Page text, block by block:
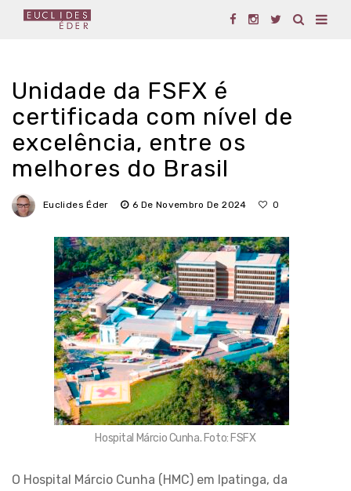
Unidade da FSFX é
certificada com nível de
excelência, entre os
melhores do Brasil
Euclides Éder 6 De Novembro De 2024 0
Hospital Márcio Cunha. Foto: FSFX
O Hospital Márcio Cunha (HMC) em Ipatinga, da